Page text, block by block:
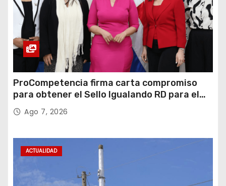
ProCompetencia firma carta compromiso
para obtener el Sello Igualando RD para el
Sector Público
Ago 7, 2026
ACTUALIDAD